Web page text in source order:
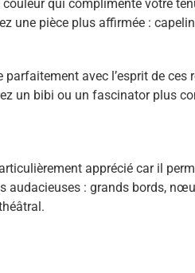
qui complimente votre
une pièce plus affirmée :
avec l’esprit de ces
un bibi ou un fascinator plus
apprécié car il
audacieuses : grands bords,